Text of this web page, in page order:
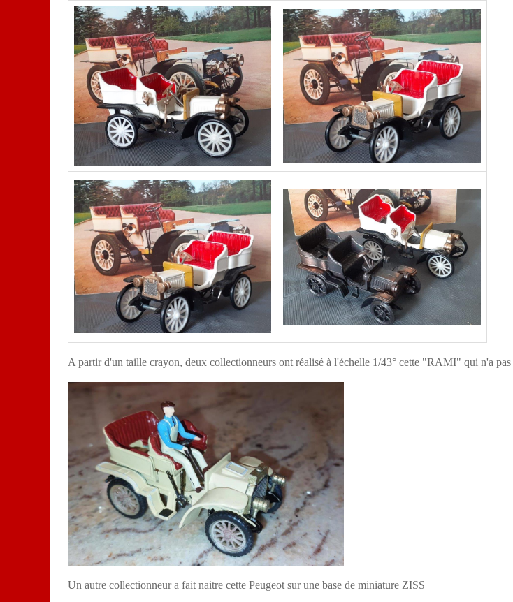
A partir d'un taille crayon, deux collectionneurs ont réalisé à l'échelle 1/43° cette "RAMI" qui n'a
Un autre collectionneur a fait naitre cette Peugeot sur une base de miniature ZISS